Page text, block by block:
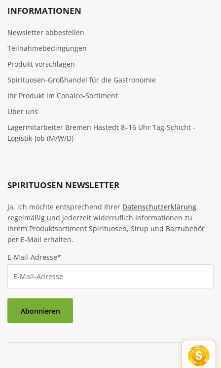
INFORMATIONEN
Newsletter abbestellen
Teilnahmebedingungen
Produkt vorschlagen
Spirituosen-Großhandel für die Gastronomie
Ihr Produkt im Conalco-Sortiment
Über uns
Lagermitarbeiter Bremen Hastedt 8–16 Uhr Tag-Schicht -
Logistik-Job (M/W/D)
SPIRITUOSEN NEWSLETTER
Ja, ich möchte entsprechend Ihrer Datenschutzerklärung
regelmäßig und jederzeit widerruflich Informationen zu
Ihrem Produktsortiment Spirituosen, Sirup und Barzubehör
per E-Mail erhalten.
E-Mail-Adresse*
Abonnieren